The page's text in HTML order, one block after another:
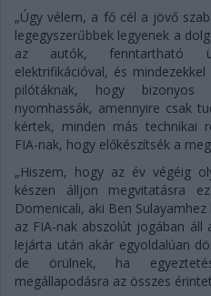
„Úgy vélem, a fő cél a jövő
legegyszerűbbek legyenek a
az autók, fenntartható
elektrifikációval, és
pilótáknak, hogy bizonyos
nyomhassák, amennyire csak
kértek, minden más technikai
FIA-nak, hogy előkészítsék a
„Hiszem, hogy az év végéig
készen álljon megvitatásra
Domenicali, aki Ben
az FIA-nak abszolút jogában áll
lejárta után akár egyoldalúan
de örülnek, ha
megállapodásra az összes